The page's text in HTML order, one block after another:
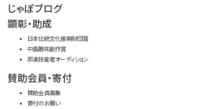
じゃぽブログ
顕彰・助成
日本伝統文化振興財団賞
中島勝祐創作賞
邦楽技能者オーディション
賛助会員・寄付
賛助会員募集
寄付のお願い